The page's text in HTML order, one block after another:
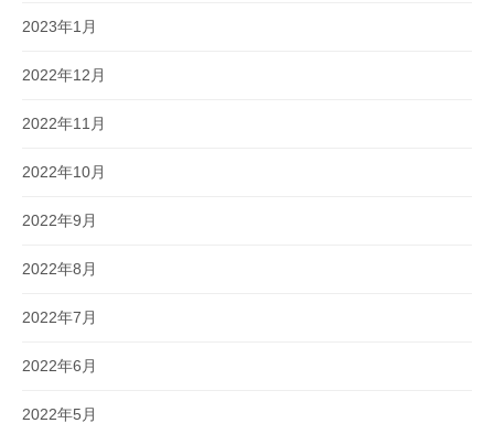
2023年1月
2022年12月
2022年11月
2022年10月
2022年9月
2022年8月
2022年7月
2022年6月
2022年5月